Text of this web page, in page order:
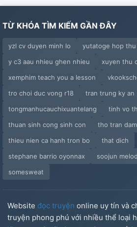
TỪ KHÓA TÌM KIẾM GẦN ĐÂY
yzl cv duyen minh lo yutatoge hop
y c3 aau nhieu ghen nhieu
xuyen thu
xemphim teach you a lesson
tro choi duc vong r18
tran trung ky an
tongmanhucauchixuantelang
tinh vo
thuan sinh cong sinh con
tho tran
thieu nien ca hanh tron bo
that dich
stephane barrio oyonnax
soojun
somesweat
Website đọc truyện online uy tín và
truyện phong phú với nhiều thể loại